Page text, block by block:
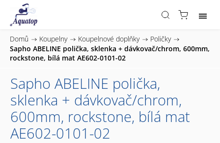
Domů / Koupelny / Koupelnové doplňky / Poličky /
Sapho ABELINE polička, sklenka + dávkovač/chrom, 600mm,
rockstone, bílá mat AE602-0101-02
Sapho ABELINE polička,
sklenka + dávkovač/chrom,
600mm, rockstone, bílá mat
AE602-0101-02